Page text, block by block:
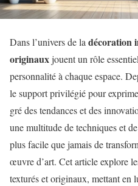
Dans l’univers de la décoration
originauxjouent un rôle
personnalité à chaque espace.
le support privilégié pour
gré des tendances et des
une multitude de techniques et
plus facile que jamais de
œuvre d’art. Cet article explore
texturés et originaux, mettant en